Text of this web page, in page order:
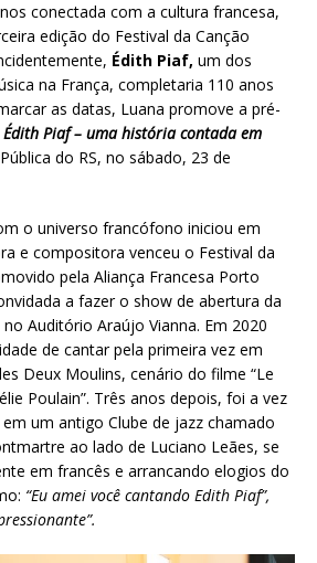
conectada com a cultura francesa,
edição do Festival da Canção
Édith Piaf, um dos
na França, completaria 110 anos
as datas, Luana promove a pré-
Édith Piaf – uma história contada em
do RS, no sábado, 23 de
o universo francófono iniciou em
e compositora venceu o Festival da
pela Aliança Francesa Porto
a fazer o show de abertura da
Auditório Araújo Vianna. Em 2020
de cantar pela primeira vez em
Deux Moulins, cenário do filme “Le
Poulain”. Três anos depois, foi a vez
um antigo Clube de jazz chamado
ao lado de Luciano Leães, se
em francês e arrancando elogios do
“Eu amei você cantando Edith Piaf”,